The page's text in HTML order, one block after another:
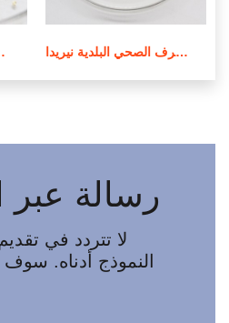
معالجة محطة معالجة مياه الصرف الصحي البلدية نيريدا epe في الأردن
رسالة عبر
لا تتردد في
النموذج أدناه. سوف